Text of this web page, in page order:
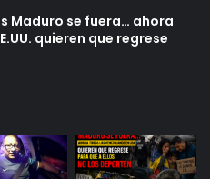
Maduro se fuera… ahora
quieren que regrese